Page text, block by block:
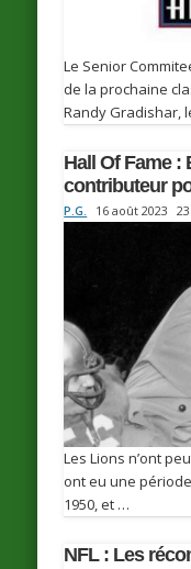
Le Senior
de la prochaine
Randy Gradishar,
Hall Of Fame
contributeur
P.G. 16 août 2023
Les Lions n’ont
ont eu une
1950, et …
NFL : Les